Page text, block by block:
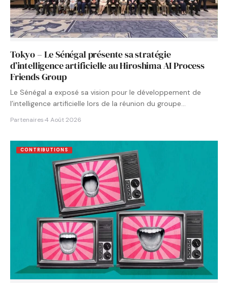
Tokyo – Le Sénégal présente sa stratégie
d’intelligence artificielle au Hiroshima AI Process
Friends Group
Le Sénégal a exposé sa vision pour le développement de
l’intelligence artificielle lors de la réunion du groupe…
Partenaires·4 Août 2026
CONTRIBUTIONS